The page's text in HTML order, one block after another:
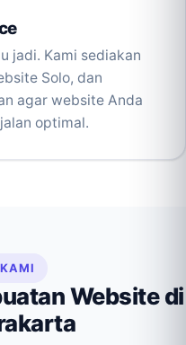
jadi. Kami sediakan
Solo, dan
agar website Anda
optimal.
Website di